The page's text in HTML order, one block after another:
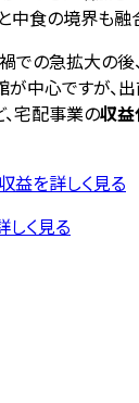
食の境界も融
での急拡大の後
が中心ですが、
宅配事業の収
益を詳しく見る
しく見る